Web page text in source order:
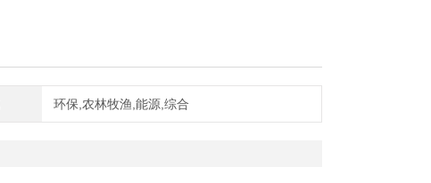
环保,农林牧渔,能源,综合